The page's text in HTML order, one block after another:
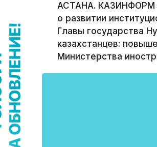
АСТАНА. КАЗИНФОРМ -
о развитии
Главы государства
казахстанцев:
Министерства